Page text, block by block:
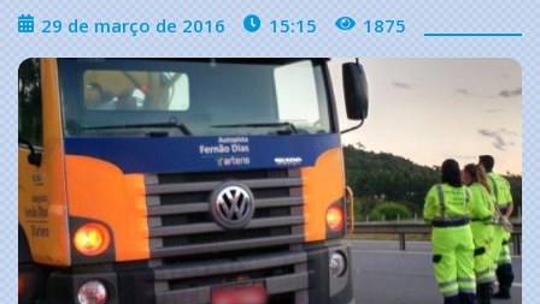
29 de março de 2016 15:15 1875